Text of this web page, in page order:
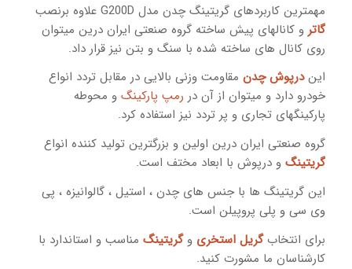
مهمترین کاربردهای گریتینگ چدن مدل G200D علاوه برنصب
گاتر و کانالهای پیش ساخته گروه صنعتی ایران درین میتوان
روی کانال های ساخته شده با سنگ و بتن نیز قرار داد.
ایندرپوش چدنمقاومت وزنی بالایی در مقابل تردد انواع
خودرو دارد و میتوان از آن در رمپ پارکینگو محوطه
پارکینگهای تجاری و پر تردد نیز استفاده کرد.
گروه صنعتی ایران درین اولین و بزرگترین تولید کننده انواع
گریتینگو درپوش با ابعاد مختف است.
این گریتینگ ها با جنس های چدن ، استیل ، گالوانیزه ، پی
وی سی و پلی پروپیلن است.
برای انتخابگریل استخری وگریتینگمناسب و استاندارد با
کارشناسان ما مشورت کنید.